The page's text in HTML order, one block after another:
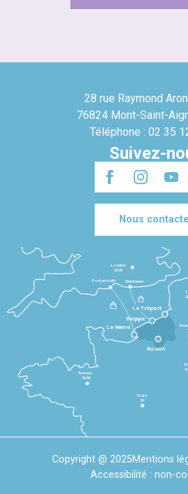
28 rue Raymond
76824 Mont-Saint-
Téléphone : 02 35
Suivez-
Nous
Le Havre
Dieppe
Le Tréport
Rennes
2h30
Tours
3h
Londres
3h30
Newhaven
Portsmouth
Rouen
Copyright @ 2025Mentions
Accessibilité : non-